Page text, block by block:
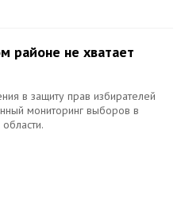
районе не хватает
в защиту прав избирателей
мониторинг выборов в